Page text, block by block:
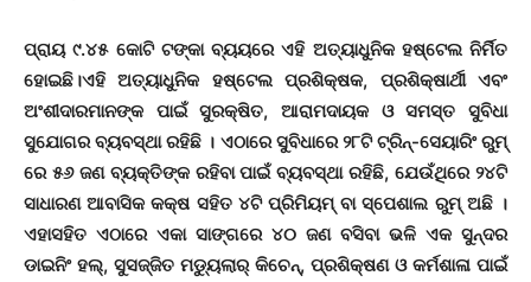
ପ୍ରାୟ ୯.୪୫ କୋଟି ଟଙ୍କା ବ୍ୟୟରେ ଏହି ଅତ୍ୟାଧୁନିକ ହଷ୍ଟେଲ ନିର୍ମିତ
ହୋଇଛି।ଏହି ଅତ୍ୟାଧୁନିକ ହଷ୍ଟେଲ ପ୍ରଶିକ୍ଷକ, ପ୍ରଶିକ୍ଷାର୍ଥୀ ଏବଂ
ଅଂଶୀଦାରମାନଙ୍କ ପାଇଁ ସୁରକ୍ଷିତ, ଆରାମଦାୟକ ଓ ସମସ୍ତ ସୁବିଧା
ସୁଯୋଗର ବ୍ୟବସ୍ଥା ରହିଛି । ଏଠାରେ ସୁବିଧାରେ ୨୮ଟି ଟ୍ରିନ୍-ସେୟାରିଂ ରୁମ୍
ରେ ୫୬ ଜଣ ବ୍ୟକ୍ତିଙ୍କ ରହିବା ପାଇଁ ବ୍ୟବସ୍ଥା ରହିଛି, ଯେଉଁଥିରେ ୨୪ଟି
ସାଧାରଣ ଆବାସିକ କକ୍ଷ ସହିତ ୪ଟି ପ୍ରିମିୟମ୍ ବା ସ୍ପେଶାଲ ରୁମ୍ ଅଛି ।
ଏହାସହିତ ଏଠାରେ ଏକା ସାଙ୍ଗରେ ୪୦ ଜଣ ବସିବା ଭଳି ଏକ ସୁନ୍ଦର
ଡାଇନିଂ ହଲ୍, ସୁସଜ୍ଜିତ ମଡ୍ୟୁଲାର୍ କିଚେନ୍, ପ୍ରଶିକ୍ଷଣ ଓ କର୍ମଶାଳା ପାଇଁ